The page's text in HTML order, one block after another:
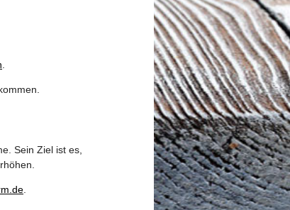
.
Sein Ziel ist es,